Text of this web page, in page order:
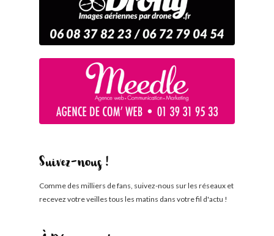
Suivez-nous !
Comme des milliers de fans, suivez-nous sur les réseaux et
recevez votre veilles tous les matins dans votre fil d'actu !